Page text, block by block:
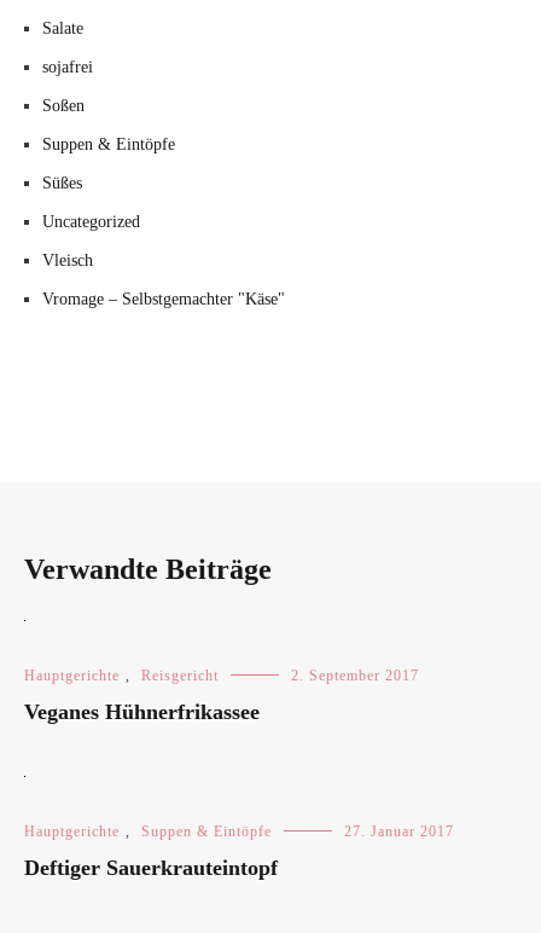
Salate
sojafrei
Soßen
Suppen & Eintöpfe
Süßes
Uncategorized
Vleisch
Vromage – Selbstgemachter "Käse"
Verwandte Beiträge
Hauptgerichte , Reisgericht 2. September 2017
Veganes Hühnerfrikassee
Hauptgerichte , Suppen & Eintöpfe 27. Januar 2017
Deftiger Sauerkrauteintopf